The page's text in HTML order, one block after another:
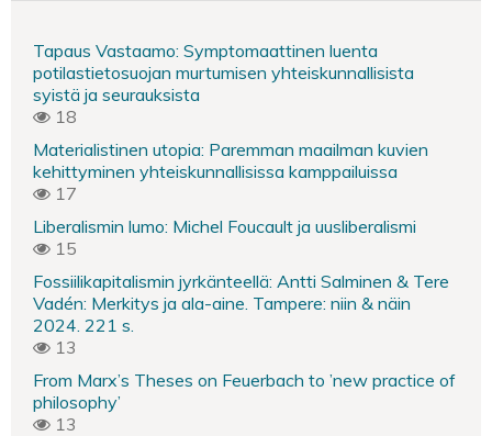
Tapaus Vastaamo: Symptomaattinen luenta
potilastietosuojan murtumisen yhteiskunnallisista
syistä ja seurauksista
18
Materialistinen utopia: Paremman maailman kuvien
kehittyminen yhteiskunnallisissa kamppailuissa
17
Liberalismin lumo: Michel Foucault ja uusliberalismi
15
Fossiilikapitalismin jyrkänteellä: Antti Salminen & Tere
Vadén: Merkitys ja ala-aine. Tampere: niin & näin
2024. 221 s.
13
From Marx’s Theses on Feuerbach to ’new practice of
philosophy’
13